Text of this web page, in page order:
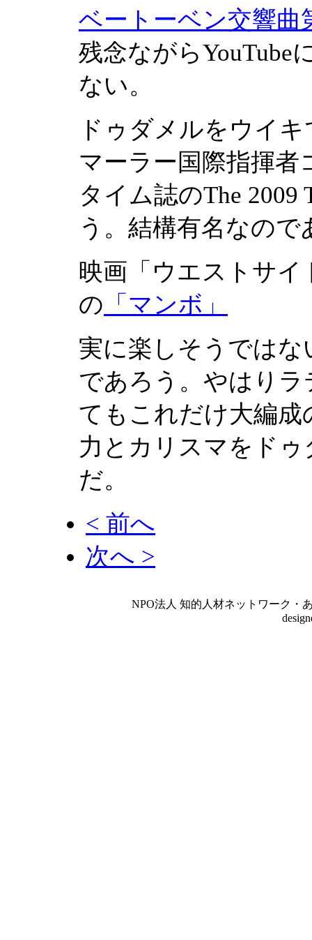
ベートーベン交響曲
残念ながらYouTube
ない。
ドゥダメルをウイ
マーラー国際指揮者
タイム誌のThe
う。結構有名なので
映画「ウエストサ
の 「マンボ」
実に楽しそうでは
であろう。やはり
てもこれだけ大編
力とカリスマをド
だ。
< 前へ
次へ >
NPO法人 知的人材ネットワーク・